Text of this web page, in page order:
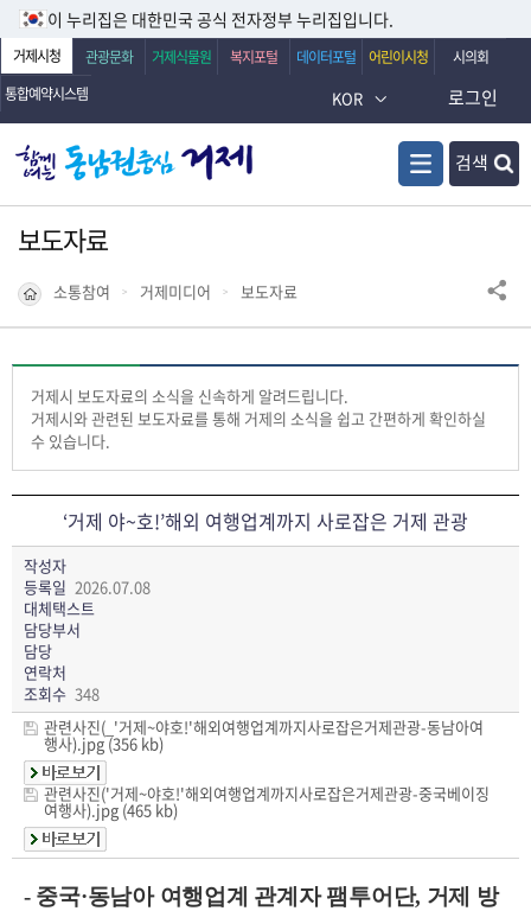
이 누리집은 대한민국 공식 전자정부 누리집입니다.
거제시청 관광문화 거제식물원 복지포털 데이터포털 어린이시청
시의회
통합예약시스템
KOR
검색
로그인
보도자료
소통참여 거제미디어 보도자료
거제시 보도자료의 소식을 신속하게 알려드립니다.
거제시와 관련된 보도자료를 통해 거제의 소식을 쉽고 간편하게 확인하실
수 있습니다.
‘거제 야~호!’해외 여행업계까지 사로잡은 거제 관광
작성자
등록일 2026.07.08
대체택스트
담당부서
담당
연락처
조회수 348
관련사진(_'거제~야호!'해외여행업계까지사로잡은거제관광-동남아여
행사).jpg (356 kb)
관련사진('거제~야호!'해외여행업계까지사로잡은거제관광-중국베이징
여행사).jpg (465 kb)
- 중국·동남아 여행업계 관계자 팸투어단, 거제 방